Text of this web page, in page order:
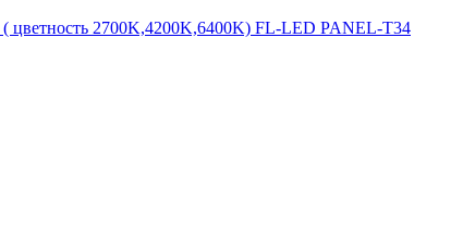
цветность 2700K,4200K,6400K) FL-LED PANEL-T34